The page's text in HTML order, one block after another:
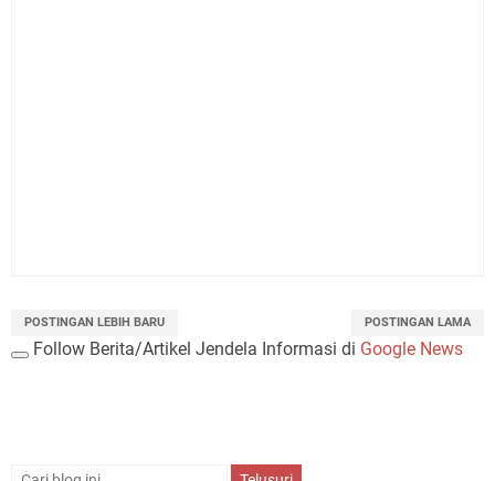
POSTINGAN LEBIH BARU POSTINGAN LAMA
Follow Berita/Artikel Jendela Informasi di Google News